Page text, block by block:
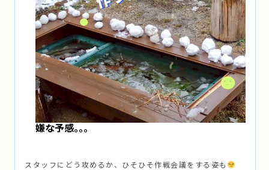
嫌な予感｡｡｡
スタッフにどう攻めるか、ひそひそ作戦会議をする姿も